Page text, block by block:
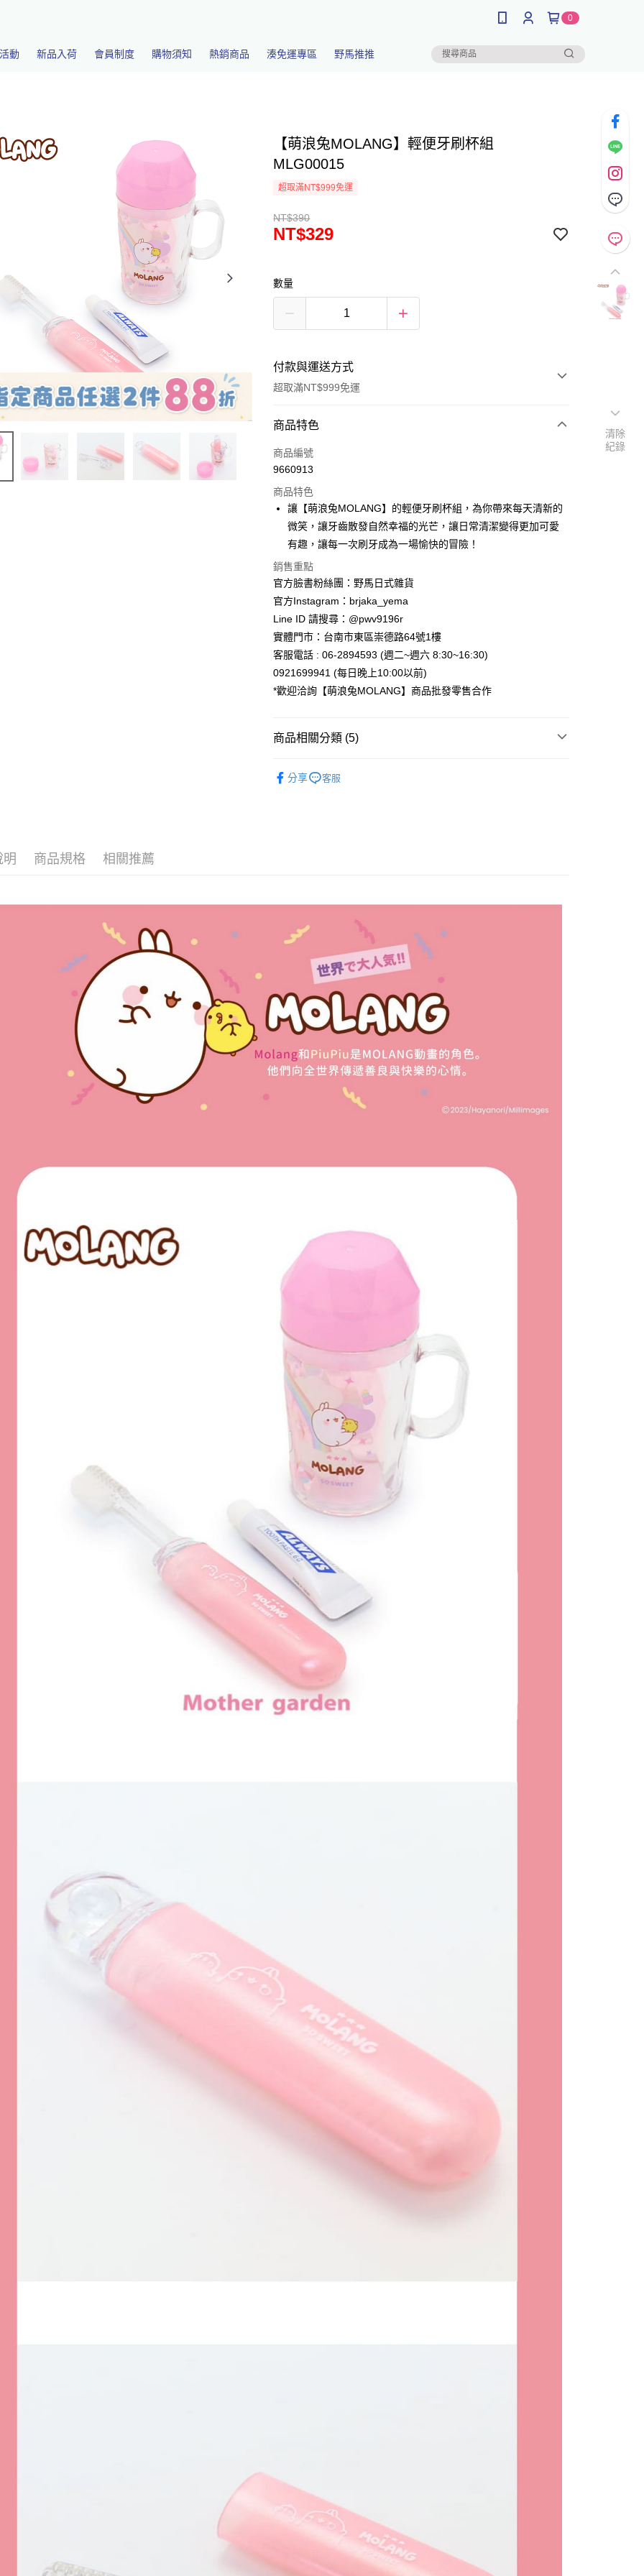
0
動 新品入荷 會員制度 購物須知 熱銷商品 湊免運專區 野馬推推
【萌浪兔MOLANG】輕便牙刷杯組
MLG00015
超取滿NT$999免運
NT$390
NT$329
數量
付款與運送方式
超取滿NT$999免運
付款方式
信用卡一次付款
3 期 0 利率 每期 NT$109 21家銀行
合作金庫商業銀行
第一商業銀行
華南商業銀行
彰化商業銀行
國泰世華商業銀行
臺灣中小企業銀行
匯豐（台灣）商業銀行
聯邦商業銀行
玉山商業銀行
星展（台灣）商業銀行
台新國際商業銀行
中國信託商業銀行
台灣樂天信用卡公司
超商取貨付款
Apple Pay
街口支付
悠遊付
Google Pay
ATM付款
運送方式
每筆NT$65，滿NT$999(含以上)免運費
每筆NT$65，滿NT$999(含以上)免運費
宅配
每筆NT$100，滿NT$999(含以上)免運費
商品特色
商品編號
9660913
商品特色
讓【萌浪兔MOLANG】的輕便牙刷杯組，為你帶來每天清新的
微笑，讓牙齒散發自然幸福的光芒，讓日常清潔變得更加可愛
有趣，讓每一次刷牙成為一場愉快的冒險！
銷售重點
官方臉書粉絲團：野馬日式雜貨
官方Instagram：brjaka_yema
Line ID 請搜尋：@pwv9196r
實體門市：台南市東區崇德路64號1樓
客服電話 : 06-2894593 (週二~週六 8:30~16:30)
0921699941 (每日晚上10:00以前)
*歡迎洽詢【萌浪兔MOLANG】商品批發零售合作
商品相關分類 (5)
分享 客服
明 商品規格 相關推薦
清除
紀錄